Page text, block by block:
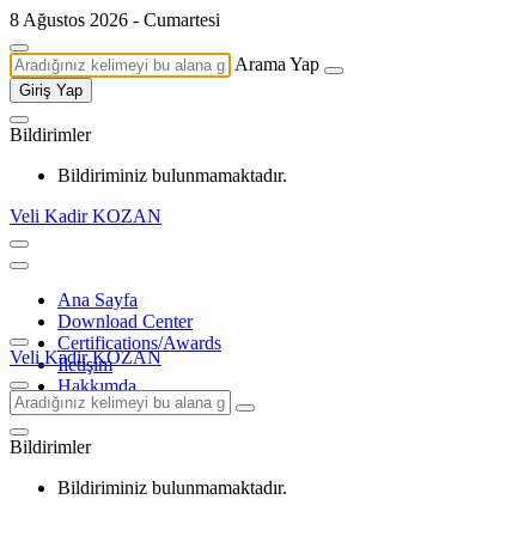
8 Ağustos 2026 - Cumartesi
Arama Yap
Giriş Yap
Bildirimler
Bildiriminiz bulunmamaktadır.
Veli Kadir KOZAN
Ana Sayfa
Download Center
Certifications/Awards
İletişim
Hakkımda
Veli Kadir KOZAN
Bildirimler
Bildiriminiz bulunmamaktadır.